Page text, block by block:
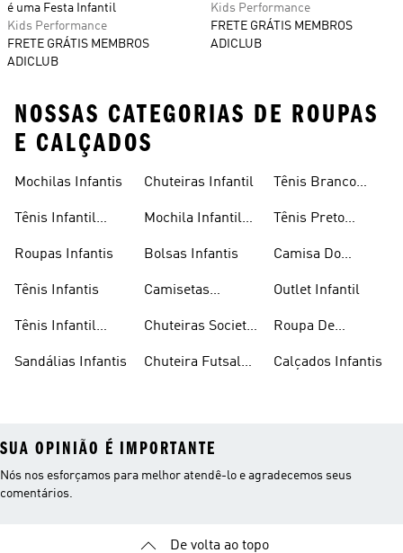
é uma Festa Infantil
Kids Performance
FRETE GRÁTIS MEMBROS
ADICLUB
Kids Performance
FRETE GRÁTIS MEMBROS
ADICLUB
NOSSAS CATEGORIAS DE ROUPAS
E CALÇADOS
Mochilas Infantis
Tênis Infantil
Roupas Infantis
Tênis Infantis
Tênis Infantil
Sandálias Infantis
Chuteiras Infantil
Mochila Infantil
Bolsas Infantis
Camisetas
Chuteiras Society
Chuteira Futsal
Tênis Branco
Tênis Preto
Camisa Do
Outlet Infantil
Roupa De
Calçados Infantis
SUA OPINIÃO É IMPORTANTE
Nós nos esforçamos para melhor atendê-lo e agradecemos seus
comentários.
De volta ao topo